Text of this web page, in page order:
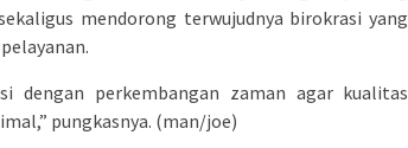
mendorong terwujudnya birokrasi yang
dengan perkembangan zaman agar kualitas
pungkasnya. (man/joe)